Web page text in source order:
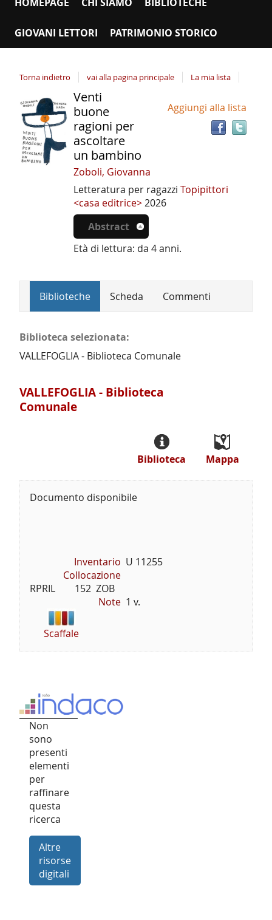
GIOVANI LETTORI PATRIMONIO STORICO
Torna indietro vai alla pagina principale La mia lista
Dettaglio
del
documento
Aggiungi alla lista
Venti
buone
ragioni per
ascoltare
un bambino
Zoboli, Giovanna
Letteratura per ragazzi Topipittori
<casa editrice>2026
Abstract
Età di lettura: da 4 anni.
Biblioteche Scheda Commenti
Biblioteca selezionata:
VALLEFOGLIA - Biblioteca Comunale
VALLEFOGLIA - Biblioteca
Comunale
Mappa
Biblioteca
Documento disponibile
Inventario U 11255
Collocazione
RPRIL        152  ZOB
Note 1 v.
Scaffale
Non
sono
presenti
elementi
per
raffinare
questa
ricerca
Altre
risorse
digitali